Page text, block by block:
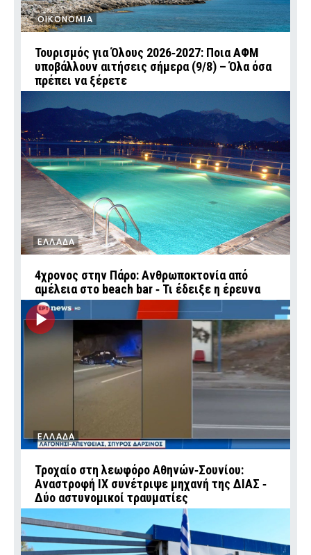
ΟΙΚΟΝΟΜΙΑ
Τουρισμός για Όλους 2026‑2027: Ποια ΑΦΜ
υποβάλλουν αιτήσεις σήμερα (9/8) – Όλα όσα
πρέπει να ξέρετε
ΕΛΛΑΔΑ
4χρονος στην Πάρο: Ανθρωποκτονία από
αμέλεια στο beach bar ‑ Τι έδειξε η έρευνα
ΕΛΛΑΔΑ
Τροχαίο στη λεωφόρο Αθηνών‑Σουνίου:
Αναστροφή ΙΧ συνέτριψε μηχανή της ΔΙΑΣ ‑
Δύο αστυνομικοί τραυματίες